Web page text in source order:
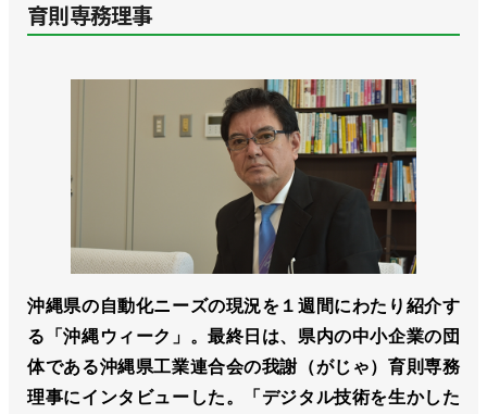
育則専務理事
沖縄県の自動化ニーズの現況を１週間にわたり紹介す
る「沖縄ウィーク」。最終日は、県内の中小企業の団
体である沖縄県工業連合会の我謝（がじゃ）育則専務
理事にインタビューした。「デジタル技術を生かした